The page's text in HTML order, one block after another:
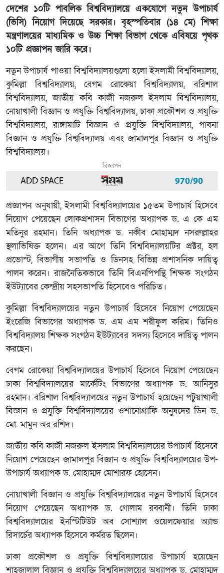
দেশের ১০টি পাবলিক বিশ্ববিদ্যালয়ে একযোগে নতুন উপাচার্য
(ভিসি) নিয়োগ দিয়েছে সরকার। বৃহস্পতিবার (১৪ মে) শিক্ষা
মন্ত্রণালয়ের মাধ্যমিক ও উচ্চ শিক্ষা বিভাগ থেকে এবিষয়ে পৃথক
১০টি প্রজ্ঞাপন জারি করে।
নতুন উপাচার্য পাওয়া বিশ্ববিদ্যালয়গুলো হলো ইসলামী বিশ্ববিদ্যালয়,
কুমিল্লা বিশ্ববিদ্যালয়, বেগম রোকেয়া বিশ্ববিদ্যালয়, বরিশাল
বিশ্ববিদ্যালয়, জাতীয় কবি কাজী নজরুল ইসলাম বিশ্ববিদ্যালয়,
নোয়াখালী বিজ্ঞান ও প্রযুক্তি বিশ্ববিদ্যালয়, ঢাকা প্রকৌশল ও প্রযুক্তি
বিশ্ববিদ্যালয়, রাঙ্গামাটি বিজ্ঞান ও প্রযুক্তি বিশ্ববিদ্যালয়, পাবনা
বিজ্ঞান ও প্রযুক্তি বিশ্ববিদ্যালয় এবং জামালপুর বিজ্ঞান ও প্রযুক্তি
বিশ্ববিদ্যালয়।
বিজ্ঞাপন
প্রজ্ঞাপন অনুযায়ী, ইসলামী বিশ্ববিদ্যালয়ের ১৫তম উপাচার্য হিসেবে
নিয়োগ পেয়েছেন লোকপ্রশাসন বিভাগের অধ্যাপক ড. এ কে এম
মতিনুর রহমান। তিনি অধ্যাপক ড. নকীব মোহাম্মদ নসরুল্লাহর
স্থলাভিষিক্ত হলেন। এর আগে তিনি বিশ্ববিদ্যালয়টির প্রক্টর, হল
প্রভোস্ট, বিভাগীয় সভাপতি ও ডিনসহ বিভিন্ন প্রশাসনিক দায়িত্ব
পালন করেন। রাজনৈতিকভাবে তিনি বিএনপিপন্থি শিক্ষক সংগঠন
ইউট্যাবের কেন্দ্রীয় সহসভাপতি হিসেবেও পরিচিত।
কুমিল্লা বিশ্ববিদ্যালয়ের নতুন উপাচার্য হিসেবে নিয়োগ পেয়েছেন
ইংরেজি বিভাগের অধ্যাপক ড. এম এম শরীফুল করিম। তিনিও
বিশ্ববিদ্যালয় শিক্ষক সংগঠন ইউট্যাবের সদস্য হিসেবে দায়িত্ব পালন
করছেন।
বেগম রোকেয়া বিশ্ববিদ্যালয়ের উপাচার্য হিসেবে নিয়োগ পেয়েছেন
ঢাকা বিশ্ববিদ্যালয়ের মার্কেটিং বিভাগের অধ্যাপক ড. আনিসুর
রহমান। বরিশাল বিশ্ববিদ্যালয়ের নতুন উপাচার্য হয়েছেন পটুয়াখালী
বিজ্ঞান ও প্রযুক্তি বিশ্ববিদ্যালয়ের ওশানোগ্রাফি অনুষদের ডিন ড.
মো. মামুন অর রশিদ।
জাতীয় কবি কাজী নজরুল ইসলাম বিশ্ববিদ্যালয়ের উপাচার্য হিসেবে
নিয়োগ পেয়েছেন জামালপুর বিজ্ঞান ও প্রযুক্তি বিশ্ববিদ্যালয়ের উপ-
উপাচার্য অধ্যাপক ড. মোহাম্মদ মোশারফ হোসেন।
নোয়াখালী বিজ্ঞান ও প্রযুক্তি বিশ্ববিদ্যালয়ের নতুন উপাচার্য হিসেবে
নিয়োগ পেয়েছেন অধ্যাপক ড. গোলাম রব্বানী। তিনি ঢাকা
বিশ্ববিদ্যালয়ের ইনস্টিটিউট অব সোশ্যাল ওয়েলফেয়ার অ্যান্ড
রিসার্চের অধ্যাপক হিসেবে কর্মরত ছিলেন।
ঢাকা প্রকৌশল ও প্রযুক্তি বিশ্ববিদ্যালয়ের উপাচার্য হয়েছেন
শাহজালাল বিজ্ঞান ও প্রযুক্তি বিশ্ববিদ্যালয়ের অধ্যাপক ড. মোহাম্মদ